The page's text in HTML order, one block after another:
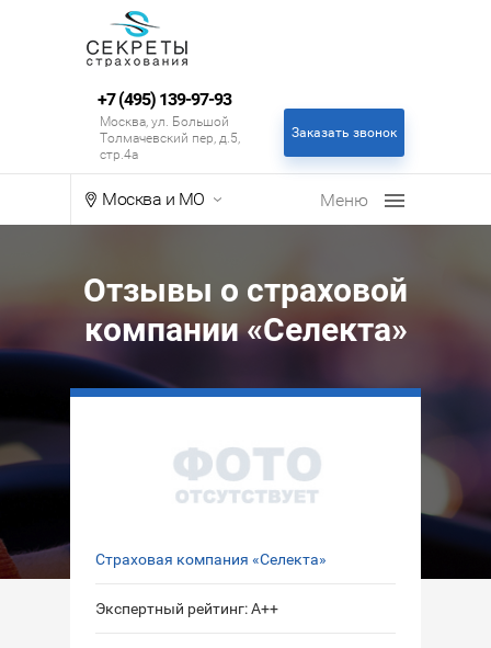
Москва и МО
+7 (495) 139-97-93
Москва, ул. Большой
Толмачевский пер, д.5,
стр.4а
Заказать звонок
Отзывы о страховой
компании «Селекта»
Страховая компания «Селекта»
Экспертный рейтинг: A++